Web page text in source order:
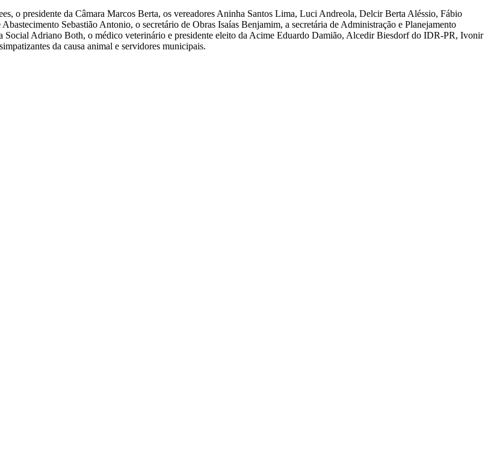
o presidente da Câmara Marcos Berta, os vereadores Aninha Santos Lima, Luci Andreola, Delcir Berta Aléssio, Fábio
Sebastião Antonio, o secretário de Obras Isaías Benjamim, a secretária de Administração e Planejamento
Social Adriano Both, o médico veterinário e presidente eleito da Acime Eduardo Damião, Alcedir Biesdorf do IDR-PR, Ivonir
da causa animal e servidores municipais.